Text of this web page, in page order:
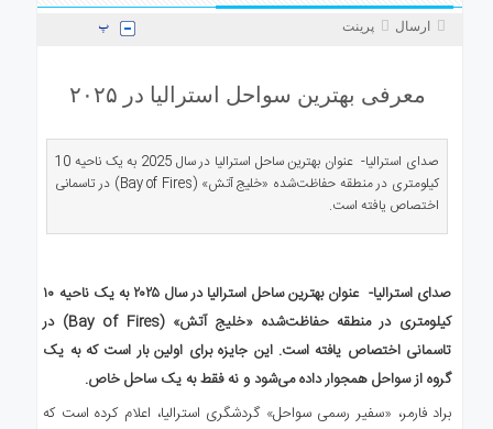
ارتباط
ارسال پرینت
معرفی بهترین سواحل استرالیا در ۲۰۲۵
صدای استرالیا- عنوان بهترین ساحل استرالیا در سال 2025 به یک ناحیه 10
کیلومتری در منطقه حفاظت‌شده «خلیج آتش» (Bay of Fires) در تاسمانی
اختصاص یافته است.
صدای استرالیا- عنوان بهترین ساحل استرالیا در سال ۲۰۲۵ به یک ناحیه ۱۰
کیلومتری در منطقه حفاظت‌شده «خلیج آتش» (Bay of Fires) در
تاسمانی اختصاص یافته است. این جایزه برای اولین بار است که به یک
گروه از سواحل همجوار داده می‌شود و نه فقط به یک ساحل خاص.
براد فارمر، «سفیر رسمی سواحل» گردشگری استرالیا، اعلام کرده است که